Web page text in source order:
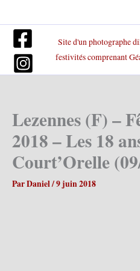
contenu
Site d'un photographe
festivités comprenant
Lezennes (F) –
2018 – Les 18
Court’Orelle
ParDaniel/9 juin 2018